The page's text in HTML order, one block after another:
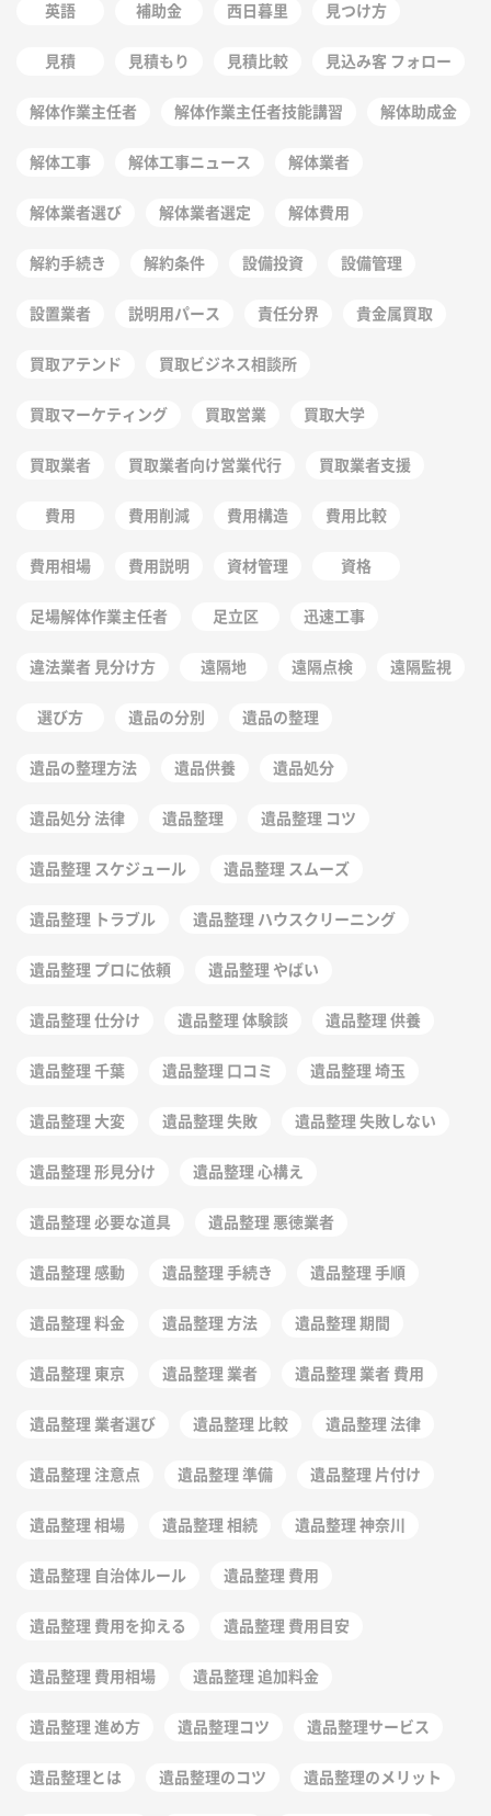
英語 補助金 西日暮里 見つけ方
見積 見積もり 見積比較 見込み客 フォロー
解体作業主任者 解体作業主任者技能講習 解体助成金
解体工事 解体工事ニュース 解体業者
解体業者選び 解体業者選定 解体費用
解約手続き 解約条件 設備投資 設備管理
設置業者 説明用パース 責任分界 貴金属買取
買取アテンド 買取ビジネス相談所
買取マーケティング 買取営業 買取大学
買取業者 買取業者向け営業代行 買取業者支援
費用 費用削減 費用構造 費用比較
費用相場 費用説明 資材管理 資格
足場解体作業主任者 足立区 迅速工事
違法業者 見分け方 遠隔地 遠隔点検 遠隔監視
選び方 遺品の分別 遺品の整理
遺品の整理方法 遺品供養 遺品処分
遺品処分 法律 遺品整理 遺品整理 コツ
遺品整理 スケジュール 遺品整理 スムーズ
遺品整理 トラブル 遺品整理 ハウスクリーニング
遺品整理 プロに依頼 遺品整理 やばい
遺品整理 仕分け 遺品整理 体験談 遺品整理 供養
遺品整理 千葉 遺品整理 口コミ 遺品整理 埼玉
遺品整理 大変 遺品整理 失敗 遺品整理 失敗しない
遺品整理 形見分け 遺品整理 心構え
遺品整理 必要な道具 遺品整理 悪徳業者
遺品整理 感動 遺品整理 手続き 遺品整理 手順
遺品整理 料金 遺品整理 方法 遺品整理 期間
遺品整理 東京 遺品整理 業者 遺品整理 業者 費用
遺品整理 業者選び 遺品整理 比較 遺品整理 法律
遺品整理 注意点 遺品整理 準備 遺品整理 片付け
遺品整理 相場 遺品整理 相続 遺品整理 神奈川
遺品整理 自治体ルール 遺品整理 費用
遺品整理 費用を抑える 遺品整理 費用目安
遺品整理 費用相場 遺品整理 追加料金
遺品整理 進め方 遺品整理コツ 遺品整理サービス
遺品整理とは 遺品整理のコツ 遺品整理のメリット